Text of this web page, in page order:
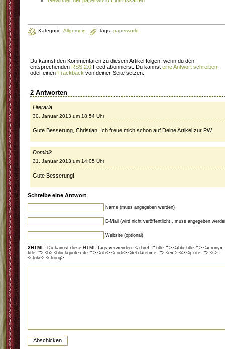
Kategorie: Allgemein Tags: paperworld
Du kannst den Kommentaren zu diesem Artikel folgen, wenn du den
entsprechenden RSS 2.0 Feed abonnierst. Du kannst eine Antwort schreiben
oder einen Trackback von deiner Seite setzen.
2 Antworten
Literaria
30. Januar 2013 um 18:54 Uhr
Gute Besserung, Christian. Ich freue.mich schon auf Deine Artikel zur PW.
Dominik
31. Januar 2013 um 14:05 Uhr
Gute Besserung!
Schreibe eine Antwort
Name (muss angegeben werden)
E-Mail (wird nicht veröffentlicht , muss angegeben
Website (optional)
XHTML: Du kannst diese HTML Tags verwenden: <a href="" title=""> <abbr title=""> <acronym
title=""> <b> <blockquote cite=""> <cite> <code> <del datetime=""> <em> <i> <q cite=""> <s>
<strike> <strong>